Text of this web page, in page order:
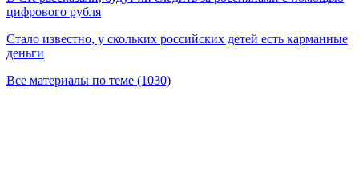
цифрового рубля
Стало известно, у скольких российских детей есть карманные
деньги
Все материалы по теме (1030)